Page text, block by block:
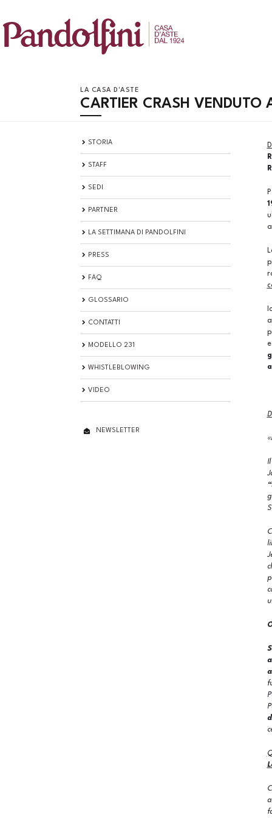
LA CASA D'ASTE
CARTIER CRASH VENDUTO
STORIA
STAFF
SEDI
PARTNER
LA SETTIMANA DI PANDOLFINI
PRESS
FAQ
GLOSSARIO
CONTATTI
MODELLO 231
WHISTLEBLOWING
VIDEO
NEWSLETTER